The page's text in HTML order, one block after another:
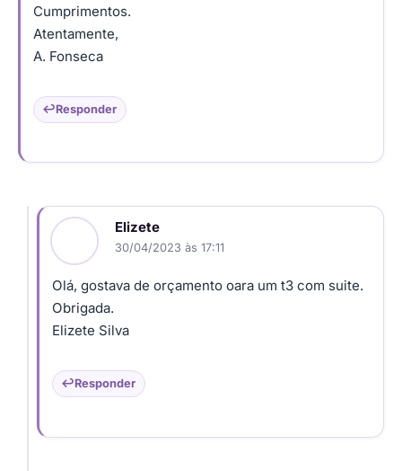
Cumprimentos.
Atentamente,
A. Fonseca
Responder
Elizete
30/04/2023 às 17:11
Olá, gostava de orçamento oara um t3 com suite.
Obrigada.
Elizete Silva
Responder